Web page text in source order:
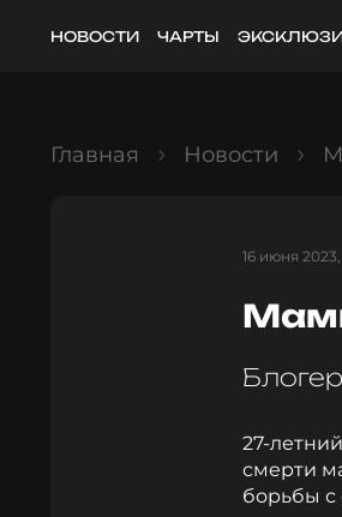
НОВОСТИ ЧАРТЫ
Главная Новости
16 июня 2023,
27-
смерти
борьбы с